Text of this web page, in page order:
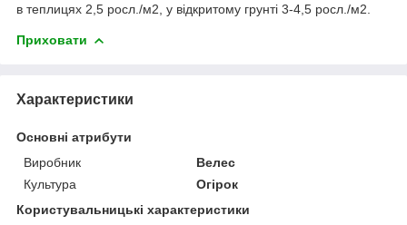
в теплицях 2,5 росл./м2, у відкритому грунті 3-4,5 росл./м2.
Приховати
Характеристики
Основні атрибути
Виробник
Велес
Культура
Огірок
Користувальницькі характеристики